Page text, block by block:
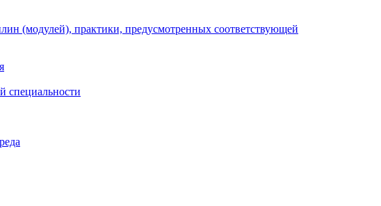
(модулей), практики, предусмотренных соответствующей
специальности